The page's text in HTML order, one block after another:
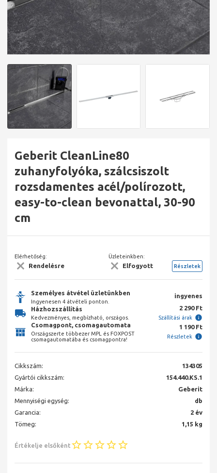
Geberit CleanLine80
zuhanyfolyóka, szálcsiszolt
rozsdamentes acél/polírozott,
easy-to-clean bevonattal, 30-90
cm
Elérhetőség:
Rendelésre
Üzleteinkben:
Elfogyott Részletek
Személyes átvétel üzletünkben
Ingyenesen 4 átvételi ponton.
ingyenes
Házhozszállítás
Kedvezményes, megbízható, országos.
2 290 Ft
Szállítási árak
Csomagpont, csomagautomata
Országszerte többezer MPL és FOXPOST
csomagautomatába és csomagpontra!
1 190 Ft
Részletek
Cikkszám:
134305
Gyártói cikkszám:
154.440.KS.1
Márka:
Geberit
Mennyiségi egység:
db
Garancia:
2 év
Tömeg:
1,15 kg
Értékelje elsőként